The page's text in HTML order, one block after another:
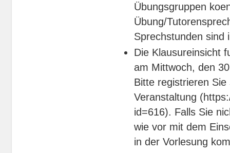
Übungsgruppen
Übung/
Sprechstunden sind
Die Klausureinsicht
am Mittwoch, den
Bitte registrieren
Veranstaltung
id=616). Falls Sie
wie vor mit dem
in der Vorlesung